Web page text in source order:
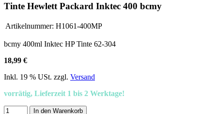
Tinte Hewlett Packard Inktec 400 bcmy
Artikelnummer: H1061-400MP
bcmy 400ml Inktec HP Tinte 62-304
18,99 €
Inkl. 19 % USt. zzgl. Versand
vorrätig, Lieferzeit 1 bis 2 Werktage!
In den Warenkorb